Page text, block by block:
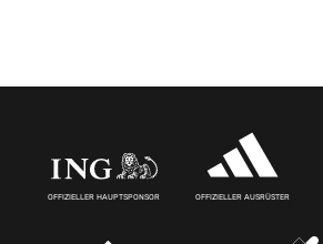
OFFIZIELLER HAUPTSPONSOR OFFIZIELLER AUSRÜSTER